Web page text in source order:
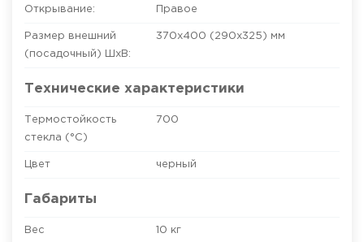
Открывание: Правое
Размер внешний
(посадочный) ШхВ:
370x400 (290x325) мм
Технические характеристики
Термостойкость
стекла (°C)
700
Цвет черный
Габариты
Вес 10 кг